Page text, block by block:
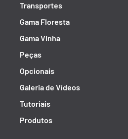
Transportes
Gama Floresta
Gama Vinha
Peças
Opcionais
Galeria de Vídeos
Tutoriais
Produtos